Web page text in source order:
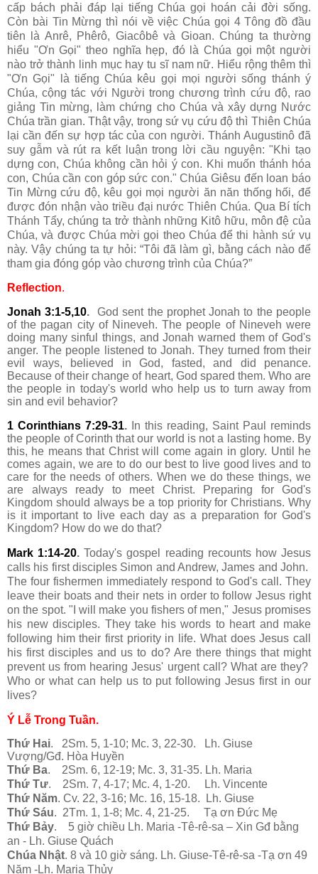
cấp bách phải đáp lại tiếng Chúa gọi hoán cải đời sống.
Còn bài Tin Mừng thì nói về việc Chúa gọi 4 Tông đồ đầu
tiên là Anrê, Phêrô, Giacôbê và Gioan. Chúng ta thường
hiểu "Ơn Gọi" theo nghĩa hẹp, đó là Chúa gọi một người
nào trở thành linh mục hay tu sĩ nam nữ. Hiểu rộng thêm thì
"Ơn Gọi" là tiếng Chúa kêu gọi mọi người sống thánh ý
Chúa, cộng tác với Người trong chương trình cứu độ, rao
giảng Tin mừng, làm chứng cho Chúa và xây dựng Nước
Chúa trần gian. Thật vậy, trong sứ vụ cứu độ thì Thiên Chúa
lại cần đến sự hợp tác của con người. Thánh Augustinô đã
suy gẫm và rút ra kết luận trong lời cầu nguyện: "Khi tạo
dựng con, Chúa không cần hỏi ý con. Khi muốn thánh hóa
con, Chúa cần con góp sức con." Chúa Giêsu đến loan báo
Tin Mừng cứu độ, kêu gọi mọi người ăn năn thống hối, để
được đón nhận vào triều đại nước Thiên Chúa. Qua Bí tích
Thánh Tẩy, chúng ta trở thành những Kitô hữu, môn đệ của
Chúa, và được Chúa mời gọi theo Chúa để thi hành sứ vụ
này. Vậy chúng ta tự hỏi: “Tôi đã làm gì, bằng cách nào để
tham gia đóng góp vào chương trình của Chúa?”
Reflection.
Jonah 3:1-5,10. God sent the prophet Jonah to the people
of the pagan city of Nineveh. The people of Nineveh were
doing many sinful things, and Jonah warned them of God's
anger. The people listened to Jonah. They turned from their
evil ways, believed in God, fasted, and did penance.
Because of their change of heart, God spared them. Who are
the people in today's world who help us to turn away from
sin and evil behavior?
1 Corinthians 7:29-31.
In this reading, Saint Paul reminds
the people of Corinth that our world is not a lasting home. By
this, he means that Christ will come again in glory. Until he
comes again, we are to do our best to live good lives and to
care for the needs of others. When we do these things, we
are always ready to meet Christ. Preparing for God's
Kingdom should always be a top priority for Christians. Why
is it important to live each day as a preparation for God's
Kingdom? How do we do that?
Mark 1:14-20.Today's gospel reading recounts how Jesus
calls his first disciples Simon and Andrew, James and John.
The four fishermen immediately respond to God's call. They
leave their boats and their nets in order to follow Jesus right
on the spot. "I will make you fishers of men," Jesus promises
his new disciples. They take his words to heart and make
following him their first priority in life. What does Jesus call
his first disciples and us to do? Are there things that might
prevent us from hearing Jesus' urgent call? What are they?
Who or what can help us to put following Jesus first in our
lives?
Ý Lễ Trong Tuần.
Thứ Hai. 2Sm. 5, 1-10; Mc. 3, 22-30. Lh. Giuse
Vượng/Gđ. Hòa Huyền
Thứ Ba. 2Sm. 6, 12-19; Mc. 3, 31-35. Lh. Maria
Thứ Tư. 2Sm. 7, 4-17; Mc. 4, 1-20. Lh. Vincente
Thứ Năm. Cv. 22, 3-16; Mc. 16, 15-18. Lh. Giuse
Thứ Sáu. 2Tm. 1, 1-8; Mc. 4, 21-25. Tạ ơn Đức Mẹ
Thứ Bảy. 5 giờ chiều Lh. Maria -Tê-rê-sa – Xin Gđ bằng
an - Lh. Giuse Quách
Chúa Nhật. 8 và 10 giờ sáng. Lh. Giuse-Tê-rê-sa -Tạ ơn 49
Năm -Lh. Maria Thủy